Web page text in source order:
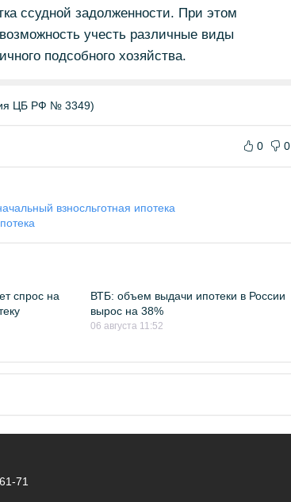
ссудной задолженности. При этом
учесть различные виды
подсобного хозяйства.
ЦБ РФ № 3349)
0 0
взносльготная ипотека
спрос на
ВТБ: объем выдачи ипотеки в России
вырос на 38%
06 августа 11:52
71